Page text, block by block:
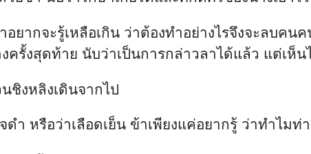
ยากจะรู้เหลือเกิน ว่าต้องทำอย่างไรจึงจะลบคน
ครั้งสุดท้าย นับว่าเป็นการกล่าวลาได้แล้ว แต่เห็
ชิงหลิงเดินจากไป
หรือว่าเลือดเย็น ข้าเพียงแค่อยากรู้ ว่าทำไมท่